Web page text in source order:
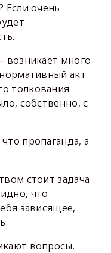
Если очень
возникает много
акт
толкования
собственно, с
пропаганда, а
стоит задача
что
зависящее,
вопросы.